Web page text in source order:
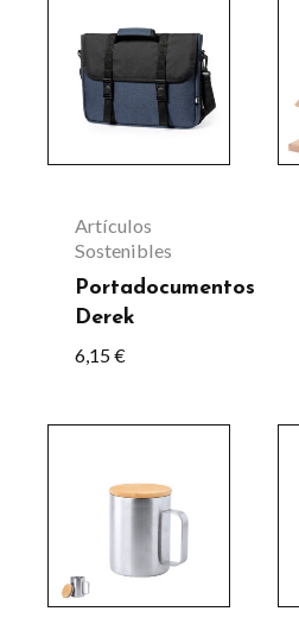
Artículos
Sostenibles
Portadocumentos
Derek
6,15€
producto
tiene
múltiples
opciones
se
pueden
elegir
en
producto